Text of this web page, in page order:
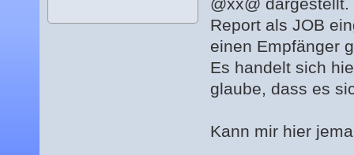
Report als JOB
einen Empfänger
Es handelt sich
glaube, dass es
Kann mir hier